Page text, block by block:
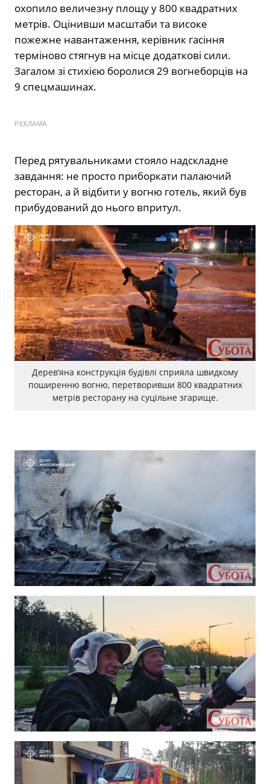
охопило величезну площу у 800 квадратних
метрів. Оцінивши масштаби та високе
пожежне навантаження, керівник гасіння
терміново стягнув на місце додаткові сили.
Загалом зі стихією боролися 29 вогнеборців на
9 спецмашинах.
РЕКЛАМА
Перед рятувальниками стояло надскладне
завдання: не просто приборкати палаючий
ресторан, а й відбити у вогню готель, який був
прибудований до нього впритул.
Дерев’яна конструкція будівлі сприяла швидкому
поширенню вогню, перетворивши 800 квадратних
метрів ресторану на суцільне згарище.